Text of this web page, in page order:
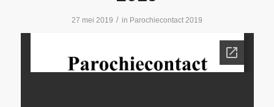
27 mei 2019 / in Parochiecontact 2019